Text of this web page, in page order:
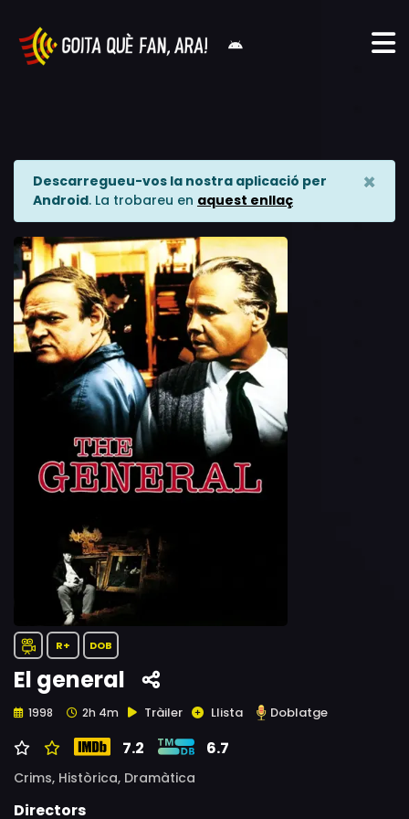
Descarregueu-vos la nostra aplicació per
Android. La trobareu en aquest enllaç
×
R+ DOB
El general
1998 2h 4m Tràiler Llista Doblatge
7.2 6.7
Crims, Històrica, Dramàtica
Directors